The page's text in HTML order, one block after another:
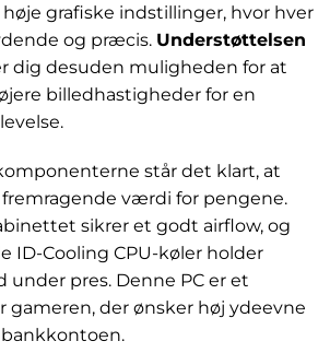
grafiske indstillinger, hvor hver
og præcis. Understøttelsen
dig desuden muligheden for at
billedhastigheder for en
står det klart, at
værdi for pengene.
sikrer et godt airflow, og
ID-Cooling CPU-køler holder
under pres. Denne PC er et
gameren, der ønsker høj ydeevne